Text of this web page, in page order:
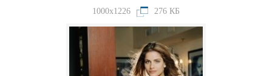
1000x1226 276 КБ